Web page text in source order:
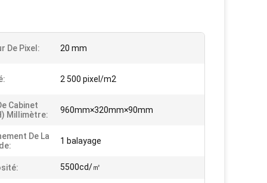
De Pixel: 20 mm
2 500 pixel/m2
Cabinet
Millimètre:
960mm×320mm×90mm
De La
1 balayage
5500cd/㎡